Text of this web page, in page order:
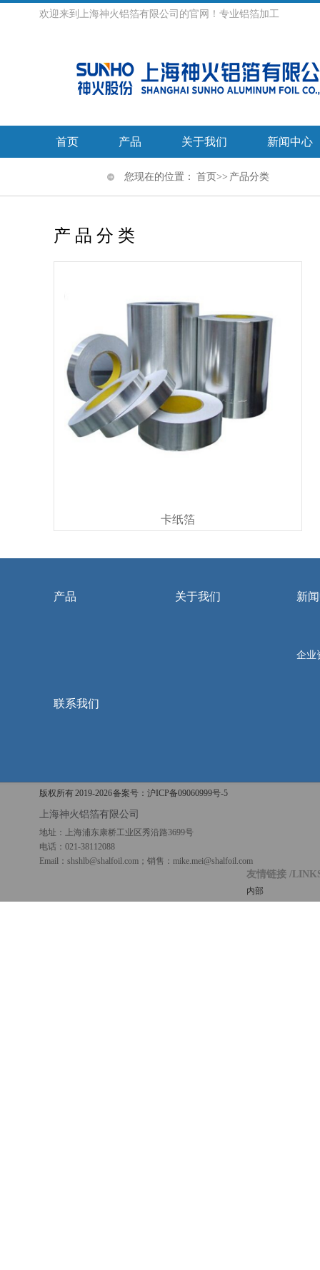
欢迎来到上海神火铝箔有限公司的官网！专业铝箔加工
首页 产品 关于我们 新闻中心
您现在的位置： 首页 >> 产品分类
产品分类
卡纸箔
产品 关于我们 新
企业
联系我们
版权所有 2019-2026 备案号： 沪ICP备09060999号-5
上海神火铝箔有限公司
地址：上海浦东康桥工业区秀沿路3699号
电话：021-38112088
Email：shshlb@shalfoil.com；销售：mike.mei@shalfoil.com
友情链接 /
内部